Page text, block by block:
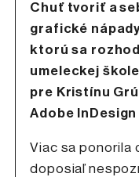
Chuť tvoriť a
grafické
ktorú sa
umeleckej
pre Kristínu
Adobe InDesign
Viac sa ponorila
doposiaľ